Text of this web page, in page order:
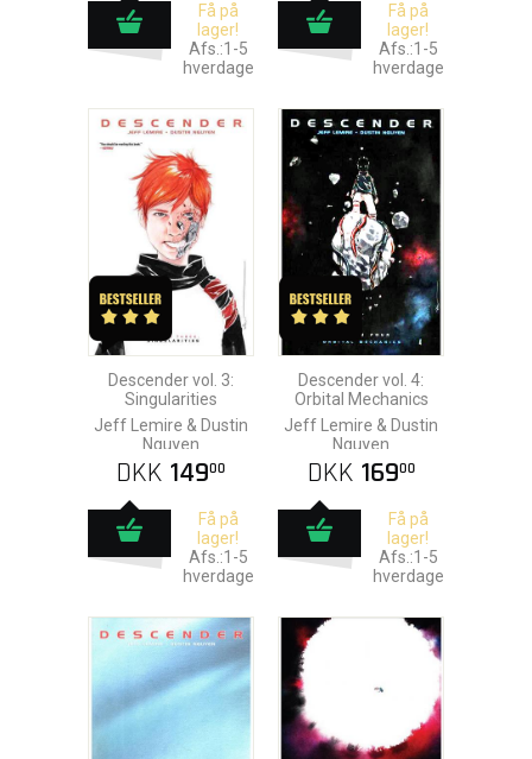
Få på
lager!
Afs.:1-5
hverdage
Få på
lager!
Afs.:1-5
hverdage
Descender vol. 3:
Singularities
Jeff Lemire & Dustin
Nguyen
DKK 14900
Få på
lager!
Afs.:1-5
hverdage
Descender vol. 4:
Orbital Mechanics
Jeff Lemire & Dustin
Nguyen
DKK 16900
Få på
lager!
Afs.:1-5
hverdage